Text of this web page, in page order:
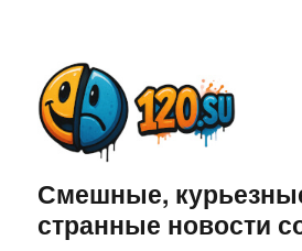
Смешные,
странные новости